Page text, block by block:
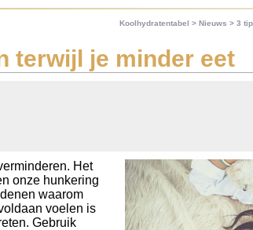
Koolhydratentabel > Nieuws > 3
terwijl je minder eet
Het
onze hunkering
waarom
voelen is
Gebruik